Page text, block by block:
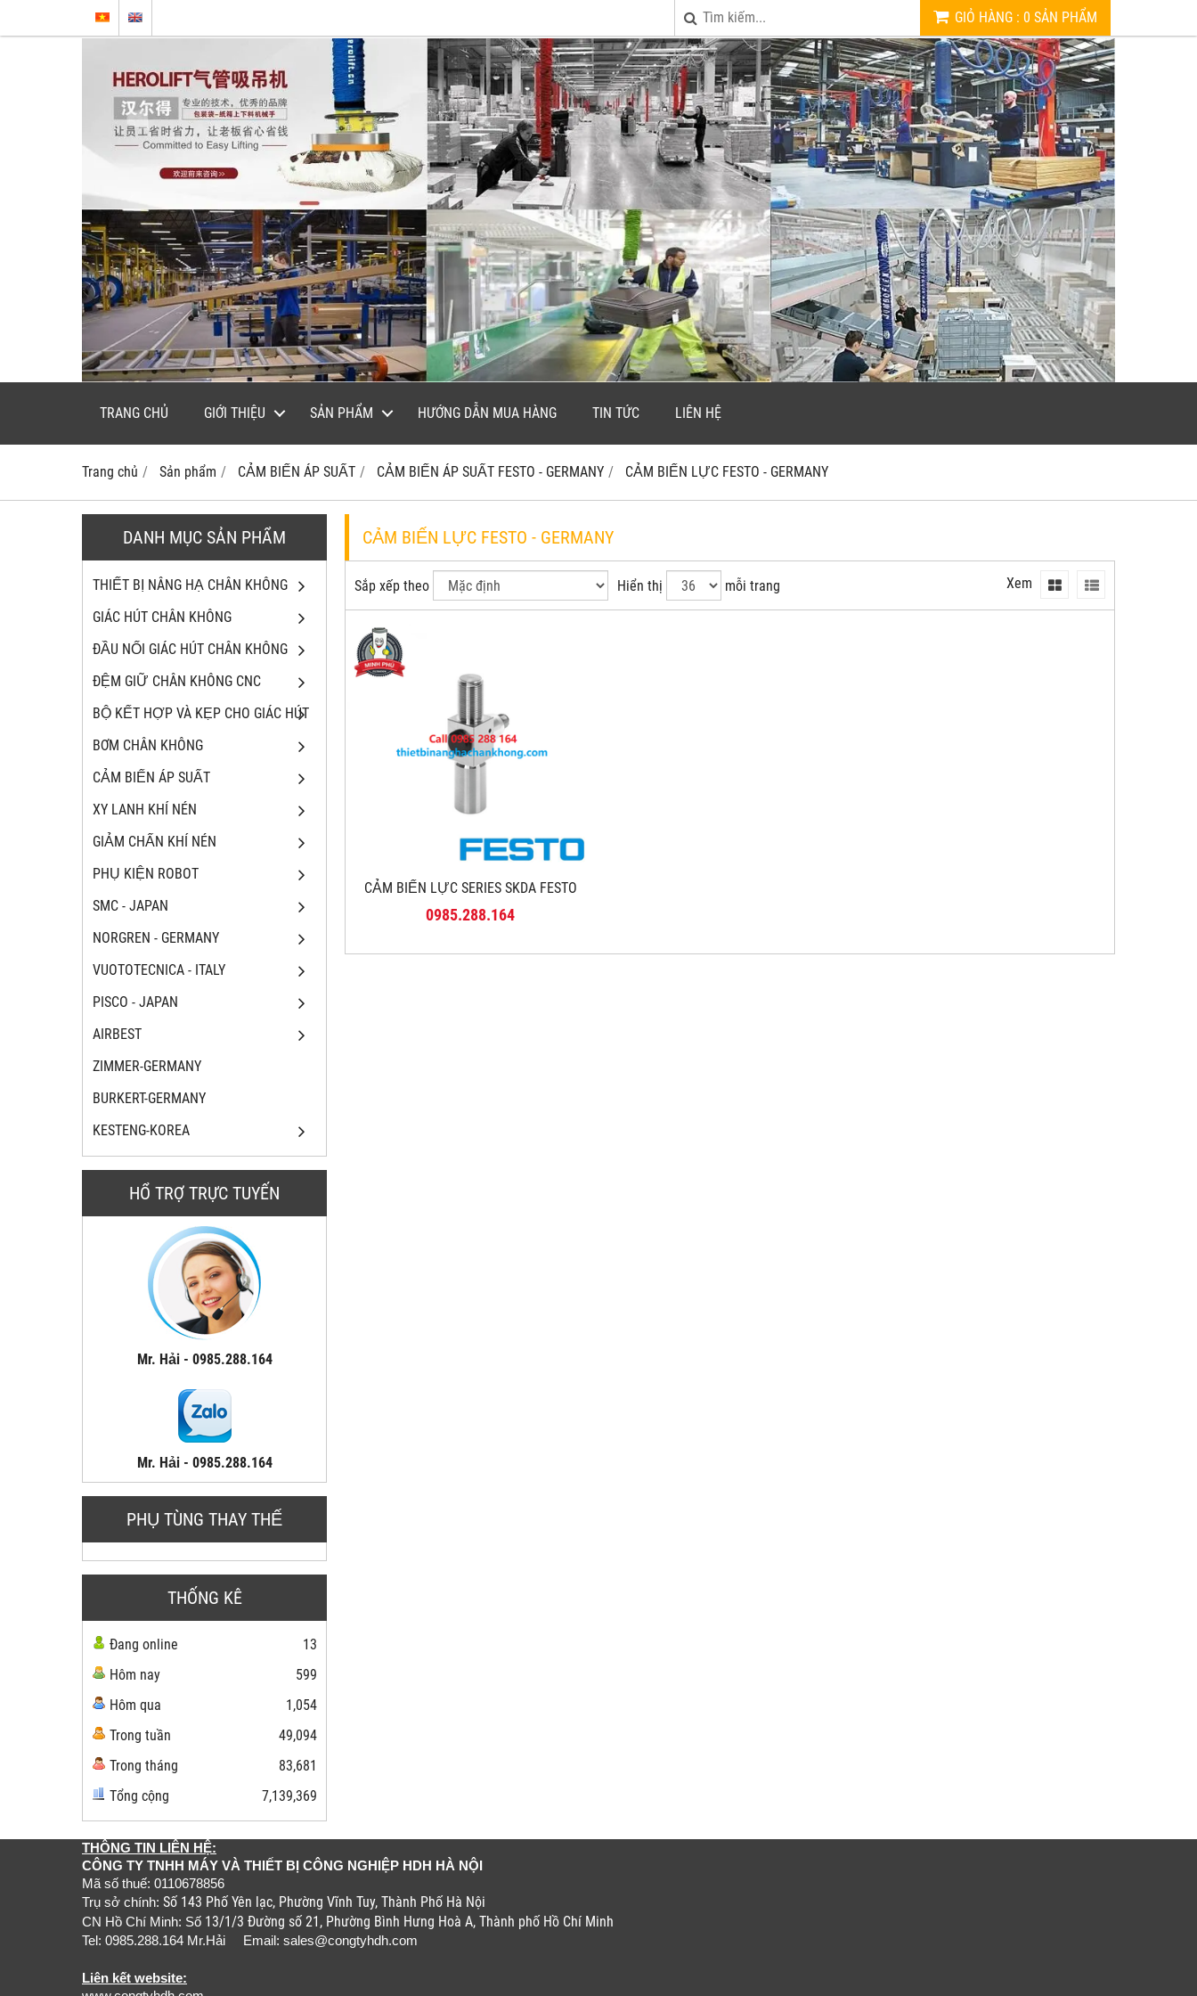
GIỎ HÀNG : 0 SẢN PHẨM
TRANG CHỦ GIỚI THIỆU SẢN PHẨM HƯỚNG DẪN MUA HÀNG TIN TỨC LIÊN HỆ
Trang chủ Sản phẩm CẢM BIẾN ÁP SUẤT CẢM BIẾN ÁP SUẤT FESTO - GERMANY CẢM BIẾN LỰC FESTO - GERMANY
DANH MỤC SẢN PHẨM
THIẾT BỊ NÂNG HẠ CHÂN KHÔNG
GIÁC HÚT CHÂN KHÔNG
ĐẦU NỐI GIÁC HÚT CHÂN KHÔNG
ĐỆM GIỮ CHÂN KHÔNG CNC
BỘ KẾT HỢP VÀ KẸP CHO GIÁC HÚT
BƠM CHÂN KHÔNG
CẢM BIẾN ÁP SUẤT
XY LANH KHÍ NÉN
GIẢM CHẤN KHÍ NÉN
PHỤ KIỆN ROBOT
SMC - JAPAN
NORGREN - GERMANY
VUOTOTECNICA - ITALY
PISCO - JAPAN
AIRBEST
ZIMMER-GERMANY
BURKERT-GERMANY
KESTENG-KOREA
HỔ TRỢ TRỰC TUYẾN
Mr. Hải - 0985.288.164
Mr. Hải - 0985.288.164
PHỤ TÙNG THAY THẾ
THỐNG KÊ
Đang online
13
Hôm nay
599
Hôm qua
1,054
Trong tuần
49,094
Trong tháng
83,681
Tổng cộng
7,139,369
CẢM BIẾN LỰC FESTO - GERMANY
Sắp xếp theo Hiển thị mỗi trang Xem
CẢM BIẾN LỰC SERIES SKDA FESTO
0985.288.164
THÔNG TIN LIÊN HỆ:
CÔNG TY TNHH MÁY VÀ THIẾT BỊ CÔNG NGHIỆP HDH HÀ NỘI
Mã số thuế: 0110678856
Trụ sở chính: Số 143 Phố Yên lạc, Phường Vĩnh Tuy, Thành Phố Hà Nội
CN Hồ Chí Minh: Số 13/1/3 Đường số 21, Phường Bình Hưng Hoà A, Thành phố Hồ Chí Minh
Tel: 0985.288.164 Mr.Hải Email: sales@congtyhdh.com
Liên kết website: